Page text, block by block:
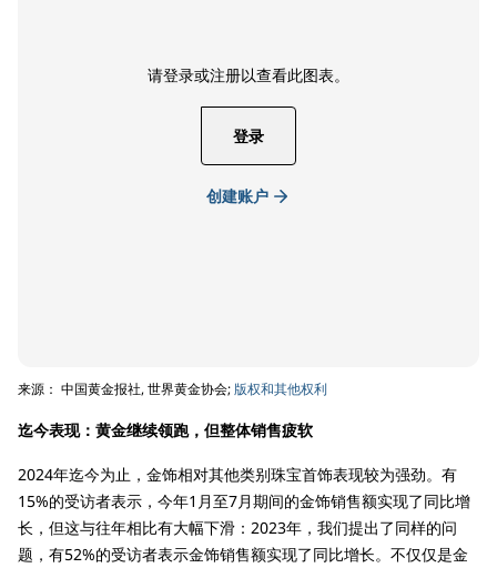
请登录或注册以查看此图表。
登录
创建账户
来源： 中国黄金报社, 世界黄金协会;版权和其他权利
迄今表现：黄金继续领跑，但整体销售疲软
2024年迄今为止，金饰相对其他类别珠宝首饰表现较为强劲。有
15%的受访者表示，今年1月至7月期间的金饰销售额实现了同比增
长，但这与往年相比有大幅下滑：2023年，我们提出了同样的问
题，有52%的受访者表示金饰销售额实现了同比增长。不仅仅是金